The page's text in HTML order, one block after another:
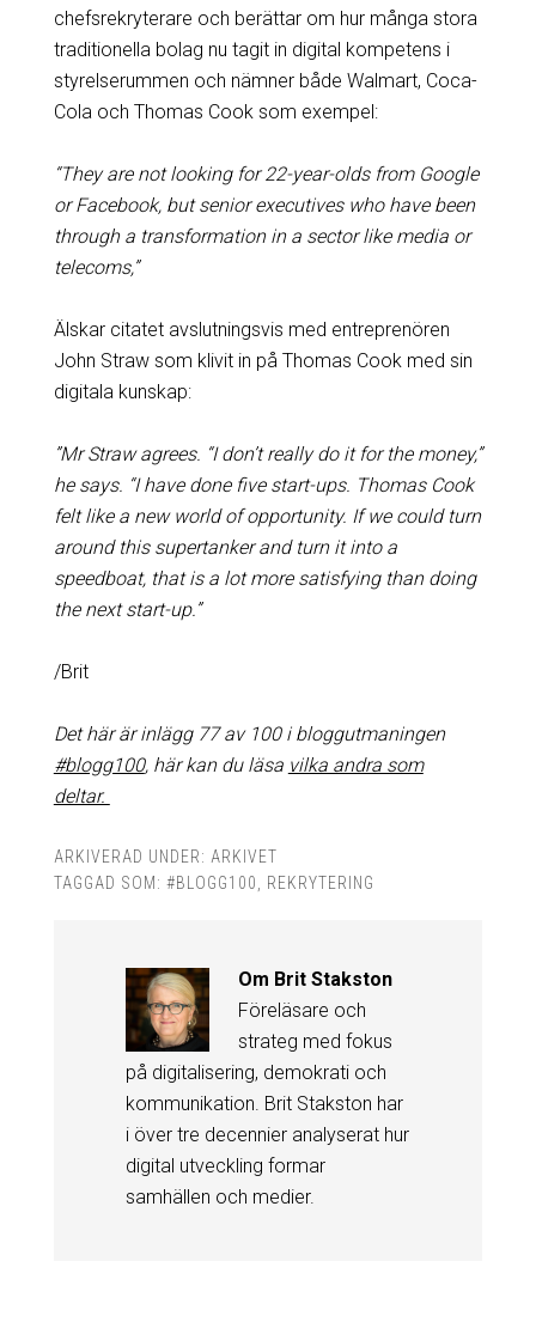
chefsrekryterare och berättar om hur många stora
traditionella bolag nu tagit in digital kompetens i
styrelserummen och nämner både Walmart, Coca-
Cola och Thomas Cook som exempel:
“They are not looking for 22-year-olds from Google
or Facebook, but senior executives who have been
through a transformation in a sector like media or
telecoms,”
Älskar citatet avslutningsvis med entreprenören
John Straw som klivit in på Thomas Cook med sin
digitala kunskap:
”Mr Straw agrees. “I don’t really do it for the money,”
he says. “I have done five start-ups. Thomas Cook
felt like a new world of opportunity. If we could turn
around this supertanker and turn it into a
speedboat, that is a lot more satisfying than doing
the next start-up.”
/Brit
Det här är inlägg 77 av 100 i bloggutmaningen
#blogg100, här kan du läsa vilka andra som
deltar.
ARKIVERAD UNDER: ARKIVET
TAGGAD SOM: #BLOGG100 REKRYTERING
Om Brit Stakston
Föreläsare och
strateg med fokus
på digitalisering, demokrati och
kommunikation. Brit Stakston har
i över tre decennier analyserat hur
digital utveckling formar
samhällen och medier.